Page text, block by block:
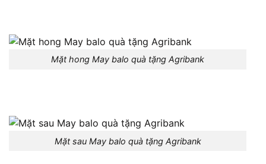
Mặt hong May balo quà tặng Agribank
Mặt sau May balo quà tặng Agribank